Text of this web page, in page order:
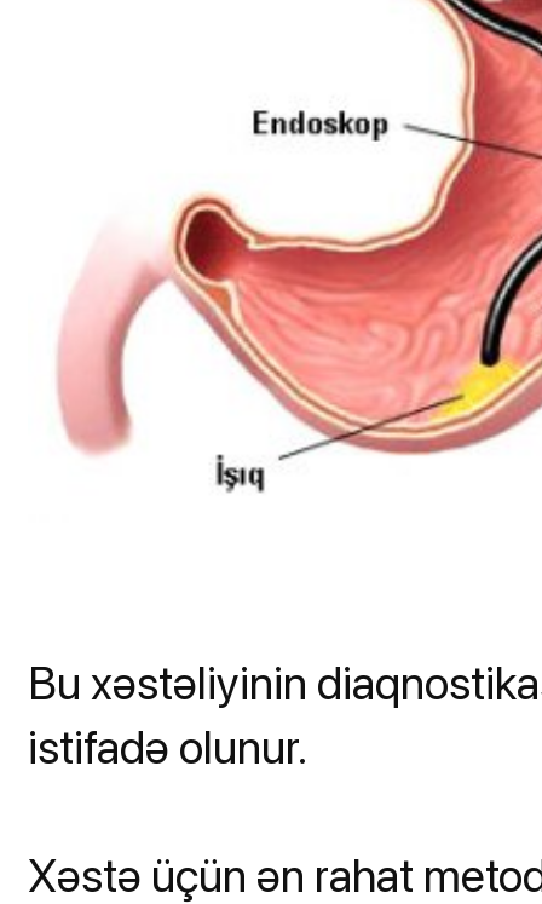
Bu xəstəliyinin
istifadə olunur.
Xəstə üçün ən rahat